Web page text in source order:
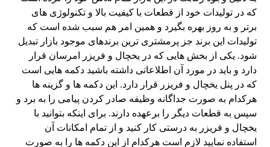
که در تولیدات خود از قطعات با کیفیت بالا و تکنولوژی های
برتر و به روز بهره بگیرد و همین امر هم سبب شده است که
تولیدات این برند جز پرمشتری ترین برندهای موجود بازار تبدیل
شود. یکی از بخش هایی که در یخچال و فریزر امرسان قرار
دارد و باید در مورد آن اطلاعاتی داشته باشید دکمه هایی است
که در پنل یخچال و فریزر قرار دارد. این دکمه ها و گزینه ها
هرکدام به صورت جداگانه وظیفه صادر کردن پیامی را به برد و
سپس به قطعات دیگر را برعهده دارند. برای اینکه بتوانید با
یخچال و فریزر به درستی کار کنید و از تمام امکانات آن
استفاده نمایید لازم است هرکدام از این دکمه ها را به صورت